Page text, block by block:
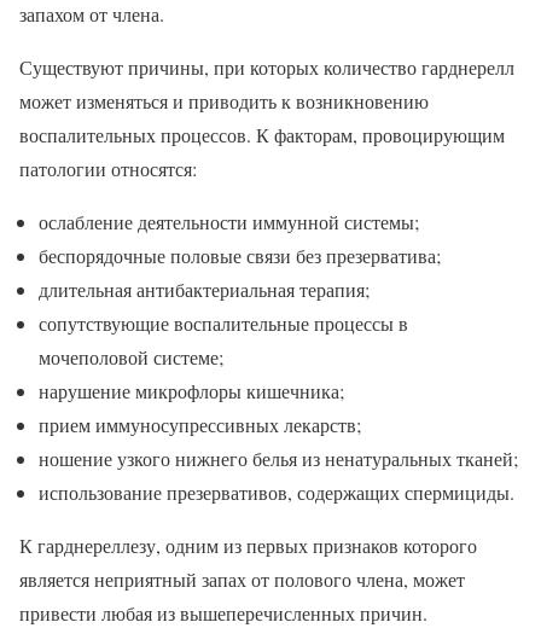
запахом от члена.
Существуют причины, при которых количество гарднерелл
может изменяться и приводить к возникновению
воспалительных процессов. К факторам, провоцирующим
патологии относятся:
ослабление деятельности иммунной системы;
беспорядочные половые связи без презерватива;
длительная антибактериальная терапия;
сопутствующие воспалительные процессы в
мочеполовой системе;
нарушение микрофлоры кишечника;
прием иммуносупрессивных лекарств;
ношение узкого нижнего белья из ненатуральных тканей;
использование презервативов, содержащих спермициды.
К гарднереллезу, одним из первых признаков которого
является неприятный запах от полового члена, может
привести любая из вышеперечисленных причин.